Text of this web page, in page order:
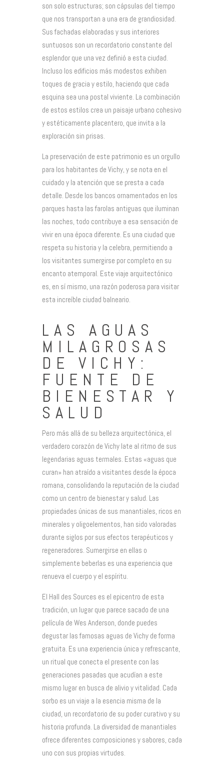
son solo estructuras; son cápsulas del tiempo
que nos transportan a una era de grandiosidad.
Sus fachadas elaboradas y sus interiores
suntuosos son un recordatorio constante del
esplendor que una vez definió a esta ciudad.
Incluso los edificios más modestos exhiben
toques de gracia y estilo, haciendo que cada
esquina sea una postal viviente. La combinación
de estos estilos crea un paisaje urbano cohesivo
y estéticamente placentero, que invita a la
exploración sin prisas.
La preservación de este patrimonio es un orgullo
para los habitantes de Vichy, y se nota en el
cuidado y la atención que se presta a cada
detalle. Desde los bancos ornamentados en los
parques hasta las farolas antiguas que iluminan
las noches, todo contribuye a esa sensación de
vivir en una época diferente. Es una ciudad que
respeta su historia y la celebra, permitiendo a
los visitantes sumergirse por completo en su
encanto atemporal. Este viaje arquitectónico
es, en sí mismo, una razón poderosa para visitar
esta increíble ciudad balneario.
LAS AGUAS
MILAGROSAS
DE VICHY:
FUENTE DE
BIENESTAR Y
SALUD
Pero más allá de su belleza arquitectónica, el
verdadero corazón de Vichy late al ritmo de sus
legendarias aguas termales. Estas «aguas que
curan» han atraído a visitantes desde la época
romana, consolidando la reputación de la ciudad
como un centro de bienestar y salud. Las
propiedades únicas de sus manantiales, ricos en
minerales y oligoelementos, han sido valoradas
durante siglos por sus efectos terapéuticos y
regeneradores. Sumergirse en ellas o
simplemente beberlas es una experiencia que
renueva el cuerpo y el espíritu.
El Hall des Sources es el epicentro de esta
tradición, un lugar que parece sacado de una
película de Wes Anderson, donde puedes
degustar las famosas aguas de Vichy de forma
gratuita. Es una experiencia única y refrescante,
un ritual que conecta el presente con las
generaciones pasadas que acudían a este
mismo lugar en busca de alivio y vitalidad. Cada
sorbo es un viaje a la esencia misma de la
ciudad, un recordatorio de su poder curativo y su
historia profunda. La diversidad de manantiales
ofrece diferentes composiciones y sabores, cada
uno con sus propias virtudes.